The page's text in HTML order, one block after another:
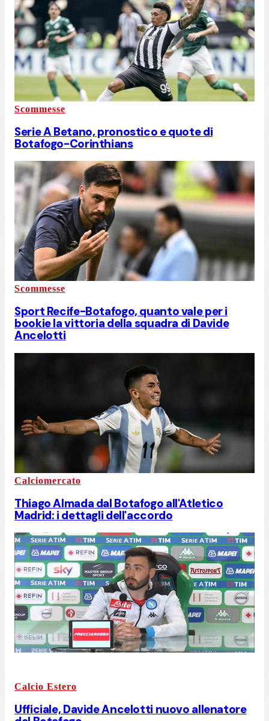
Scommesse
Serie A Betano, pronostico e quote di
Botafogo-Corinthians
Scommesse
Sport Recife-Botafogo, quanto vale per i
bookie la vittoria della squadra di Davide
Ancelotti
Calciomercato
Thiago Almada dal Botafogo all'Atletico
Madrid: i dettagli dell'accordo
Calcio Estero
Ufficiale, Davide Ancelotti nuovo allenatore